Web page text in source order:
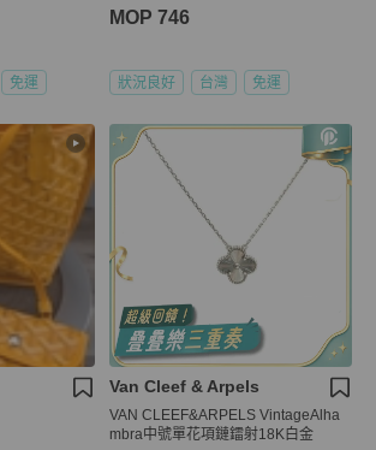
免運
MOP 746
狀況良好 台灣 免運
Van Cleef & Arpels
VAN CLEEF&ARPELS VintageAlha
mbra中號單花項鏈鐳射18K白金